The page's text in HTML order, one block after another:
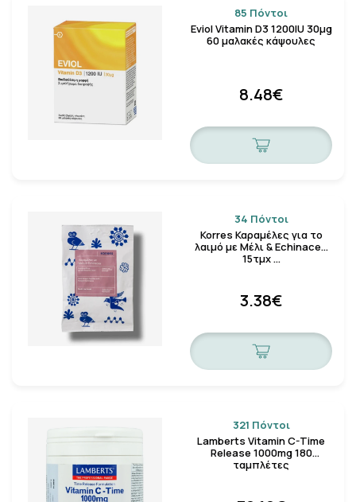
85 Πόντοι
Eviol Vitamin D3 1200IU 30μg
60 μαλακές κάψουλες
8.48€
34 Πόντοι
Korres Καραμέλες για το
λαιμό με Μέλι & Echinacea
15τμχ …
3.38€
321 Πόντοι
Lamberts Vitamin C-Time
Release 1000mg 180
ταμπλέτες